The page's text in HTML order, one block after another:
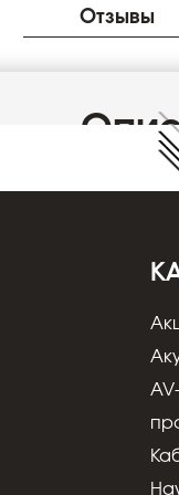
Отзывы
для
производящих
ценам,
под конкретные